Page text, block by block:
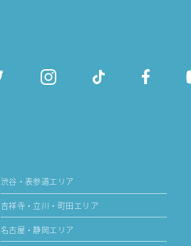
渋谷・表参道エリア
吉祥寺・立川・町田エリア
名古屋・静岡エリア